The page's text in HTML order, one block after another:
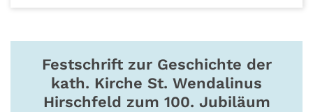
Festschrift zur Geschichte der
kath. Kirche St. Wendalinus
Hirschfeld zum 100. Jubiläum